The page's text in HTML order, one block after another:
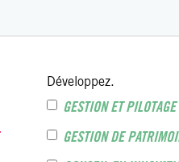
Développez.
GESTION ET PILOTAGE
GESTION DE